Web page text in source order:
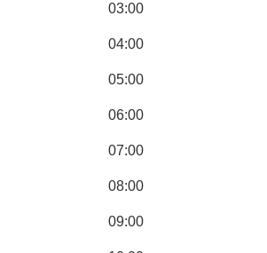
03:00
04:00
05:00
06:00
07:00
08:00
09:00